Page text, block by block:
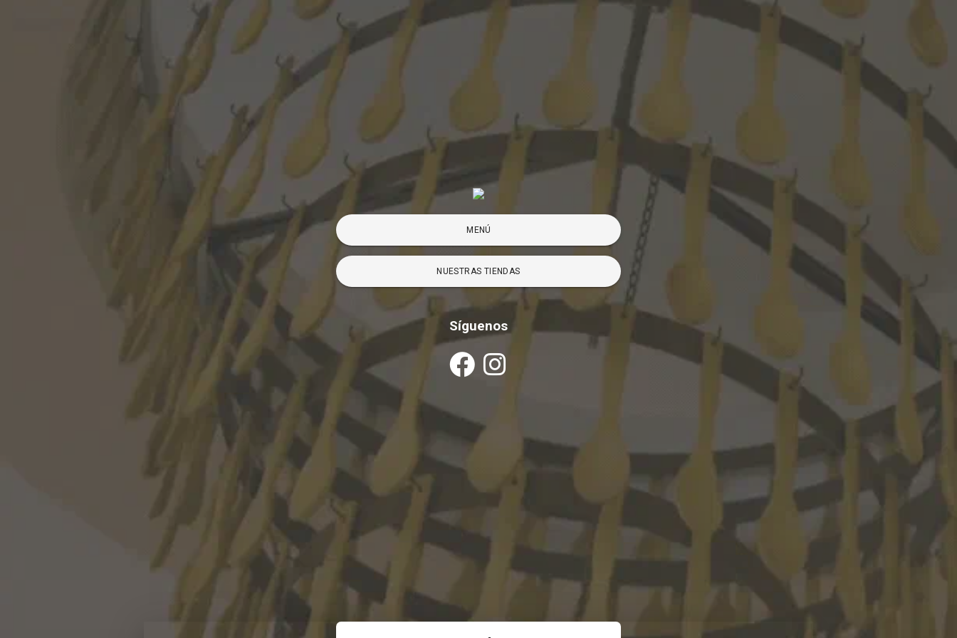
MENÚ
NUESTRAS TIENDAS
Síguenos